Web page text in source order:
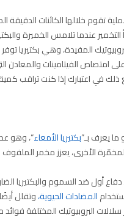
تقوم خلالها الكائنات
عندما تلامس الخميرة
المفيدة، وهي بكتيريا
امتصاص الفيتامينات
اعتبارك إذا كنت تراقب كمية
بكتيريا الأمعاء“، وهو
الأخرى، يعزز مخمر الملفوف
أول ضد السموم والبكتيريا
المضادات الحيوية،وتقلل
البروبيوتيك المختلفة فوائد